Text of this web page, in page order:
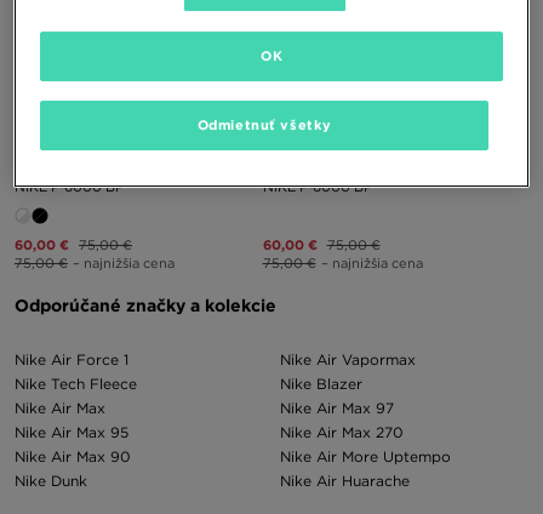
NIKE P-6000 BP
60,00 € 75,00 €
75,00 € – najnižšia cena
NIKE P-6000 BP
60,00 € 75,00 €
75,00 € – najnižšia cena
Odporúčané značky a kolekcie
Nike Air Force 1
Nike Tech Fleece
Nike Air Max
Nike Air Max 95
Nike Air Max 90
Nike Dunk
Nike Air Vapormax
Nike Blazer
Nike Air Max 97
Nike Air Max 270
Nike Air More Uptempo
Nike Air Huarache
Odmietnuť všetky
OK